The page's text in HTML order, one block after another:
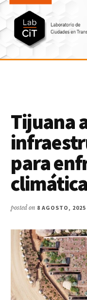
Saltar
contenido
principal
Saltar
la
barra
Skip
footer
Additional
menu
LabCit
Transición
Tijuana
para
climática
posted on 8 AGOSTO, 2025